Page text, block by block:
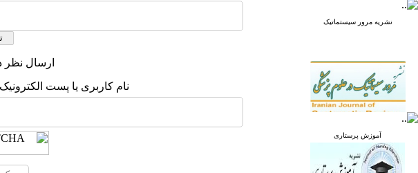
نشریه مرور سیستماتیک
آموزش پرستاری
ارسال نظر
نام کاربری یا پست